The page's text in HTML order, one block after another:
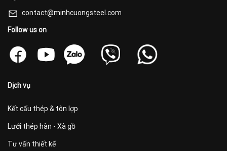
contact@minhcuongsteel.com
Follow us on
Dịch vụ
Kết cấu thép & tôn lợp
Lưới thép hàn - Xà gồ
Tư vấn thiết kế